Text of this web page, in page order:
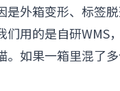
是外箱变形、标签
用的是自研WMS
如果一箱里混了